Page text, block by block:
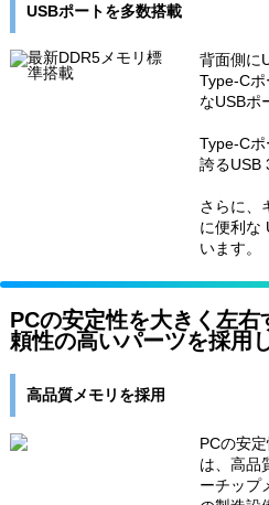
USBポートを多数搭載
背面側に
Type-C
なUSBポ
Type-C
誇るUSB
さらに、
に便利な
います。
PCの安定性を大きく左
頼性の高いパーツを採用
高品質メモリを採用
PCの安
は、高品
ーチップ